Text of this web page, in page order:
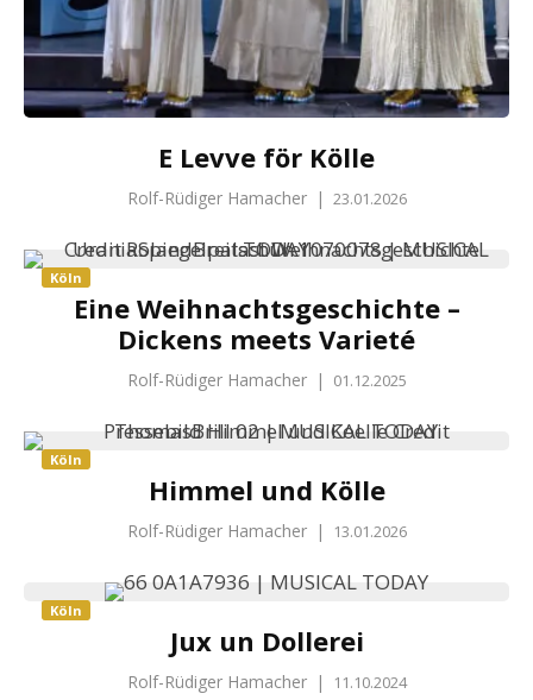
E Levve för Kölle
Rolf-Rüdiger Hamacher | 23.01.2026
Köln
Eine Weihnachtsgeschichte –
Dickens meets Varieté
Rolf-Rüdiger Hamacher | 01.12.2025
Köln
Himmel und Kölle
Rolf-Rüdiger Hamacher | 13.01.2026
Köln
Jux un Dollerei
Rolf-Rüdiger Hamacher | 11.10.2024